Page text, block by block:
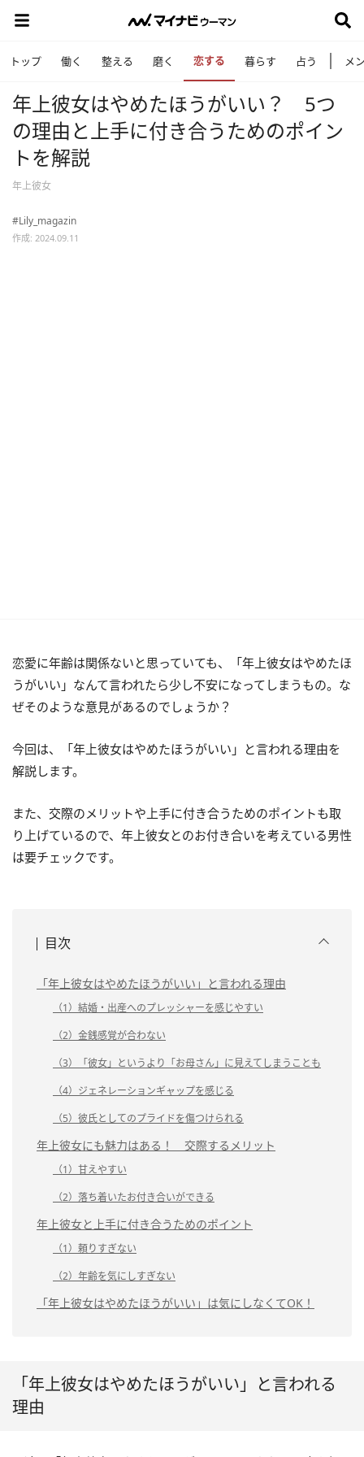
トップ 働く 整える 磨く 恋する 暮らす 占う メ
年上彼女はやめたほうがいい？ 5つ
の理由と上手に付き合うためのポイン
トを解説
年上彼女
#Lily_magazin
作成: 2024.09.11
恋愛に年齢は関係ないと思っていても、「年上彼女はやめたほ
うがいい」なんて言われたら少し不安になってしまうもの。な
ぜそのような意見があるのでしょうか？
今回は、「年上彼女はやめたほうがいい」と言われる理由を
解説します。
また、交際のメリットや上手に付き合うためのポイントも取
り上げているので、年上彼女とのお付き合いを考えている男性
は要チェックです。
目次
「年上彼女はやめたほうがいい」と言われる理由
（1）結婚・出産へのプレッシャーを感じやすい
（2）金銭感覚が合わない
（3）「彼女」というより「お母さん」に見えてしまうことも
（4）ジェネレーションギャップを感じる
（5）彼氏としてのプライドを傷つけられる
年上彼女にも魅力はある！ 交際するメリット
（1）甘えやすい
（2）落ち着いたお付き合いができる
年上彼女と上手に付き合うためのポイント
（1）頼りすぎない
（2）年齢を気にしすぎない
「年上彼女はやめたほうがいい」は気にしなくてOK！
「年上彼女はやめたほうがいい」と言われる
理由